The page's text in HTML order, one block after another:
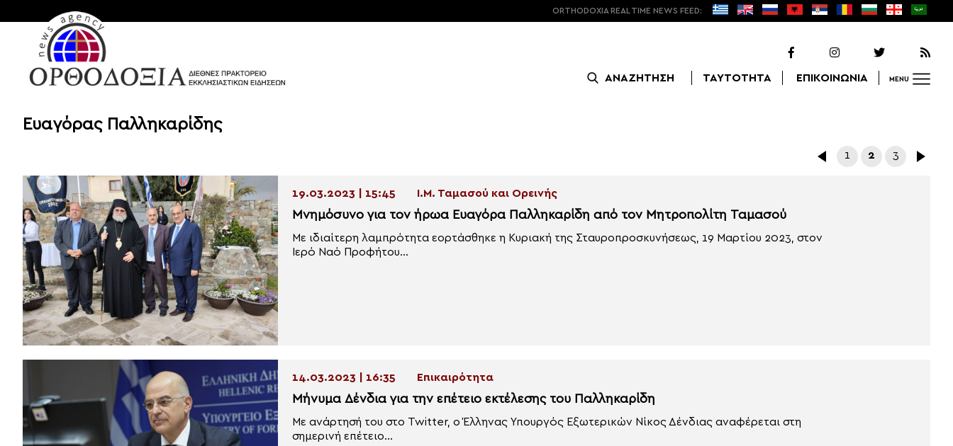
ORTHODOXIA REAL TIME NEWS FEED:
ΑΝΑΖΗΤΗΣΗ ΤΑΥΤΟΤΗΤΑ ΕΠΙΚΟΙΝΩΝΙΑ MENU
Ευαγόρας Παλληκαρίδης
1 2 3
19.03.2023 | 15:45 Ι.Μ. Ταμασού και Ορεινής
Μνημόσυνο για τον ήρωα Ευαγόρα Παλληκαρίδη από τον Μητροπολίτη Ταμασού
Με ιδιαίτερη λαμπρότητα εορτάσθηκε η Κυριακή της Σταυροπροσκυνήσεως, 19 Μαρτίου 2023, στον
Ιερό Ναό Προφήτου...
14.03.2023 | 16:35 Επικαιρότητα
Μήνυμα Δένδια για την επέτειο εκτέλεσης του Παλληκαρίδη
Με ανάρτησή του στο Twitter, o Έλληνας Υπουργός Εξωτερικών Νίκος Δένδιας αναφέρεται στη
σημερινή επέτειο...